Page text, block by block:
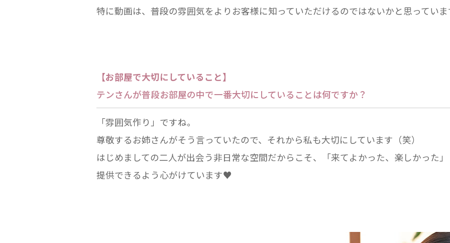
特に動画は、普段の雰囲気をよりお客様に知っていただけるのではないかと思ってい
【お部屋で大切にしていること】
テンさんが普段お部屋の中で一番大切にしていることは何ですか？
「雰囲気作り」ですね。
尊敬するお姉さんがそう言っていたので、それから私も大切にしています（笑）
はじめましての二人が出会う非日常な空間だからこそ、「来てよかった、楽しかった
提供できるよう心がけています♥